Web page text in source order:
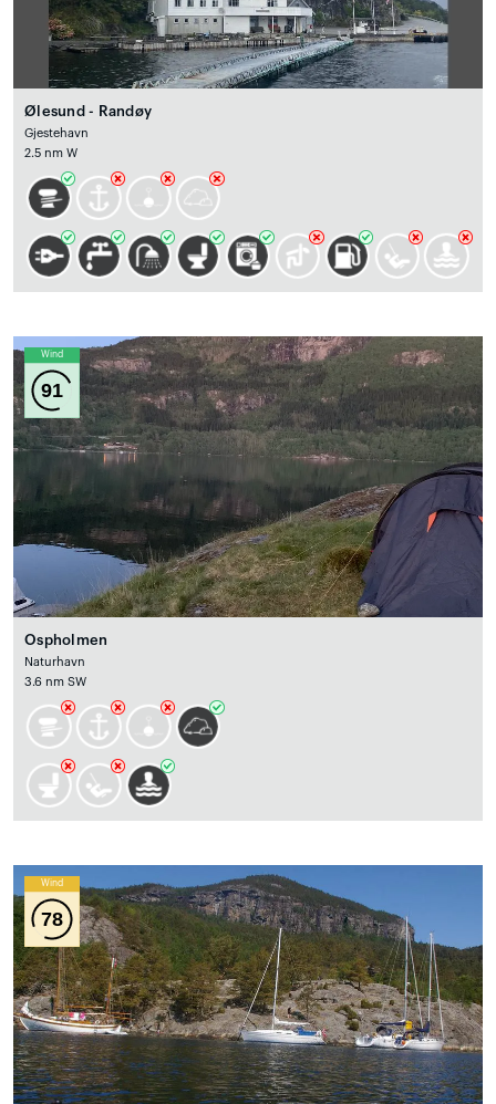
Ølesund - Randøy
Gjestehavn
2.5 nm W
Wind
91
Ospholmen
Naturhavn
3.6 nm SW
Wind
78